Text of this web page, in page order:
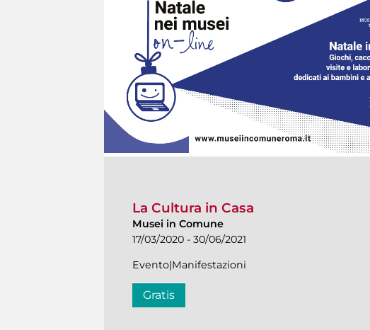
La Cultura in Casa
Musei in Comune
17/03/2020 - 30/06/2021
Evento|Manifestazioni
Gratis